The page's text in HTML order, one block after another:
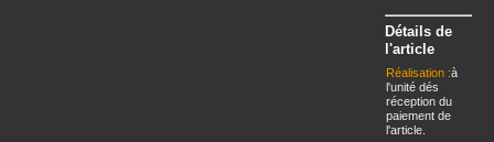
Détails de
l'article
Réalisation :à
l'unité dés
réception du
paiement de
l'article.